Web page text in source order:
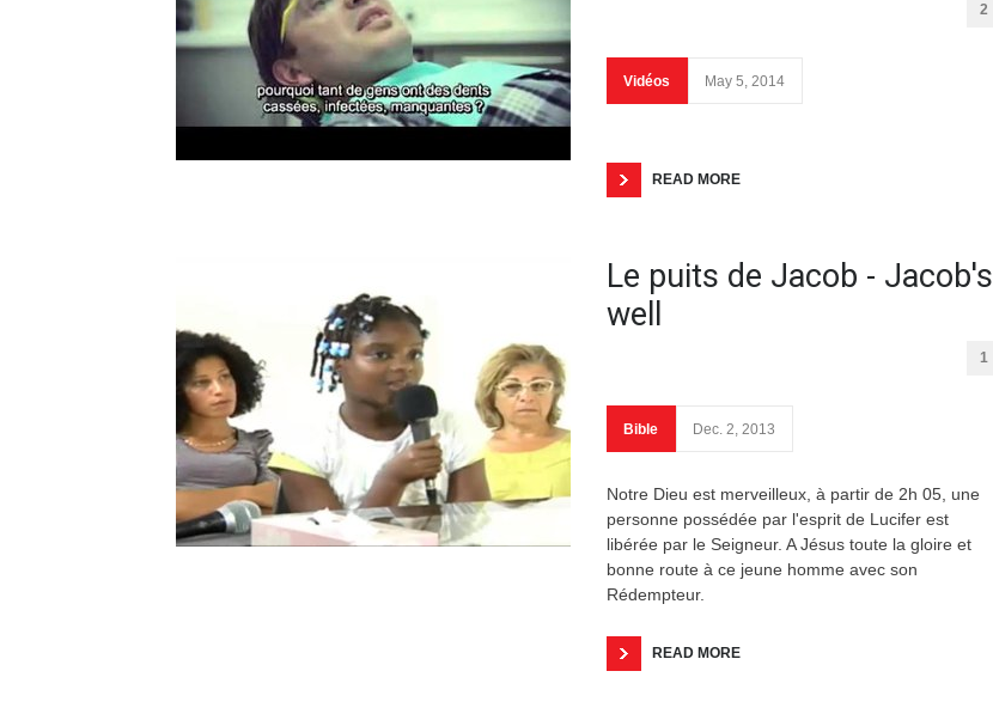
2
Vidéos May 5, 2014
READ MORE
Le puits de Jacob - Jacob's
well
1
Bible Dec. 2, 2013
Notre Dieu est merveilleux, à partir de 2h 05, une
personne possédée par l'esprit de Lucifer est
libérée par le Seigneur. A Jésus toute la gloire et
bonne route à ce jeune homme avec son
Rédempteur.
READ MORE